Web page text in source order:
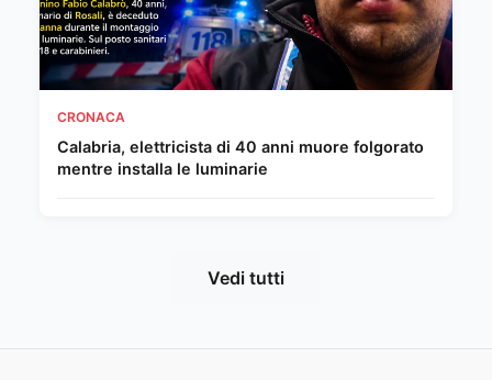
CRONACA
Calabria, elettricista di 40 anni muore folgorato
mentre installa le luminarie
Vedi tutti